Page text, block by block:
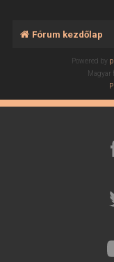
Fórum kezdőlap
Powered by
Magyar